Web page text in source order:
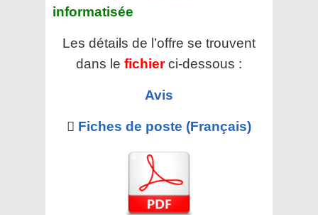
informatisée
Les détails de l’offre se trouvent
dans le fichier ci-dessous :
Avis
Fiches de poste (Français)